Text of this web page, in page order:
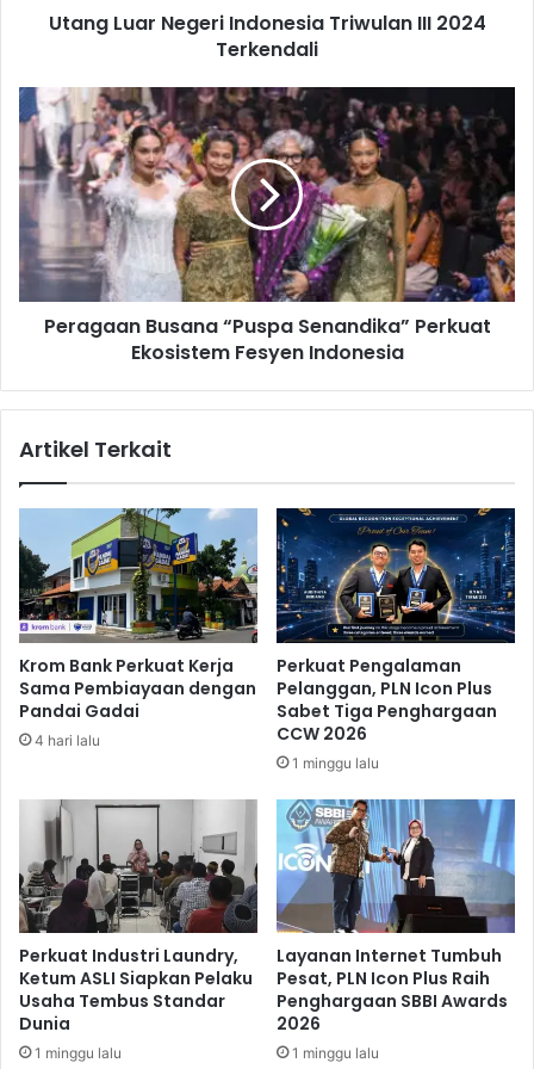
e
r
I
n
n
T
i
a
n
I
I
I
2
0
2
4
e
e
n
d
a
l
i
Utang Luar Negeri Indonesia Triwulan III 2024
Terkendali
P
e
a
g
n
B
“
p
a
S
e
a
n
i
a
e
r
k
u
a
t
E
k
Peragaan Busana “Puspa Senandika” Perkuat
Ekosistem Fesyen Indonesia
Artikel Terkait
Krom Bank Perkuat Kerja
Sama Pembiayaan dengan
Pandai Gadai
4 hari lalu
Perkuat Pengalaman
Pelanggan, PLN Icon Plus
Sabet Tiga Penghargaan
CCW 2026
1 minggu lalu
Perkuat Industri Laundry,
Ketum ASLI Siapkan Pelaku
Usaha Tembus Standar
Dunia
1 minggu lalu
Layanan Internet Tumbuh
Pesat, PLN Icon Plus Raih
Penghargaan SBBI Awards
2026
1 minggu lalu